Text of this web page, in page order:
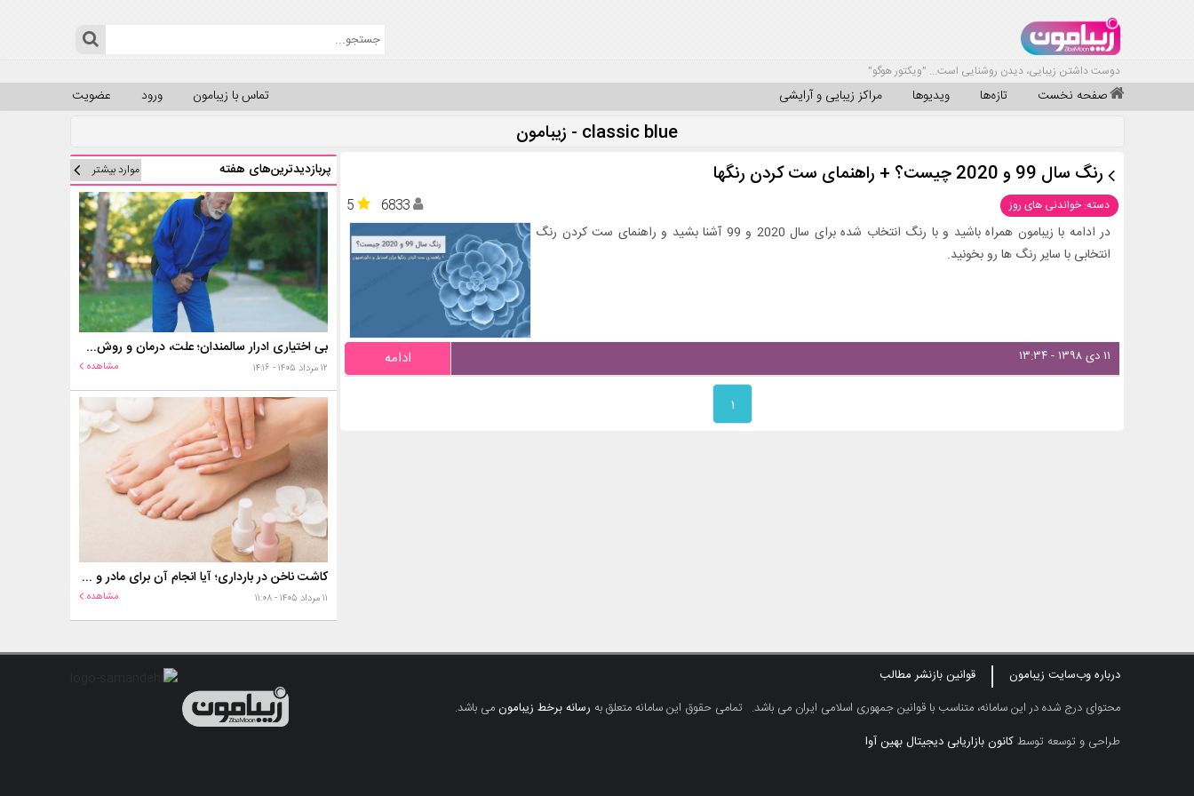
دوست داشتن زیبایی، دیدن روشنایی است... "ویکتور هوگو"
صفحه نخست تازه‌ها ویدیوها مراکز زیبایی و آرایشی عضویت ورود تماس با زیبامون
classic blue - زیبامون
رنگ سال 99 و 2020 چیست؟ + راهنمای ست کردن رنگها
دسته: خواندنی های روز 5
6833
در ادامه با زیبامون همراه باشید و با رنگ انتخاب شده برای سال 2020 و 99 آشنا بشید و راهنمای ست کردن رنگ
انتخابی با سایر رنگ ها رو بخونید.
۱۱ دی ۱۳۹۸ - ۱۳:۳۴ ادامه
۱
پربازدیدترین‌های هفته موارد بیشتر
بی اختیاری ادرار سالمندان؛ علت، درمان و روش‌های کنترل در منزل
۱۲ مرداد ۱۴۰۵ - ۱۴:۱۶ مشاهده
کاشت ناخن در بارداری؛ آیا انجام آن برای مادر و جنین خطر دارد؟
۱۱ مرداد ۱۴۰۵ - ۱۱:۰۸ مشاهده
درباره وب‌سایت زیبامون
قوانین بازنشر مطالب
محتوای درج شده در این سامانه، متناسب با قوانین جمهوری اسلامی ایران می باشد. تمامی حقوق این سامانه متعلق به رسانه برخط زیبامونمی باشد.
طراحی و توسعه توسطکانون بازاریابی دیجیتال بهین آوا